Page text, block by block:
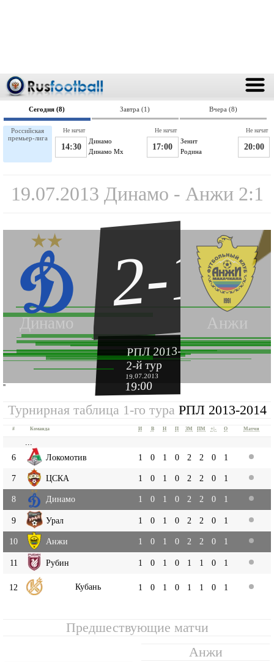
Сегодня (8) Завтра (1) Вчера (8)
Российская
премьер-лига
Динамо
14:30 Динамо Мх
Не начат
Зенит
17:00 Родина
Не начат
20:00
Не начат
19.07.2013 Динамо - Анжи 2:1
Динамо Анжи
2-1
РПЛ 2013-2014
2-й тур
19.07.2013
19:00
''
Турнирная таблица 1-го тура РПЛ 2013-2014
# Команда И В Н П ЗМ ПМ +|- О Матчи
6
Локомотив 1 0 1 0 2 2 0 1
7 ЦСКА 1 0 1 0 2 2 0 1
8 Динамо 1 0 1 0 2 2 0 1
9 Урал 1 0 1 0 2 2 0 1
10 Анжи 1 0 1 0 2 2 0 1
11 Рубин 1 0 1 0 1 1 0 1
12 Кубань 1 0 1 0 1 1 0 1
Предшествующие матчи
Анжи